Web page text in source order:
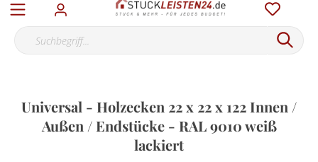
Universal - Holzecken 22 x 22 x 122 Innen /
Außen / Endstücke - RAL 9010 weiß
lackiert